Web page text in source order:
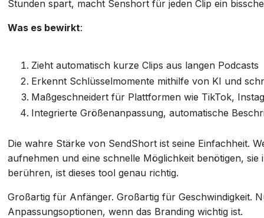
Stunden spart, macht Senshort für jeden Clip ein
Was es bewirkt:
Zieht automatisch kurze Clips aus langen Podcasts
Erkennt Schlüsselmomente mithilfe von KI und
Maßgeschneidert für Plattformen wie TikTok,
Integrierte Größenanpassung, automatische
Die wahre Stärke von SendShort ist seine Einfachheit.
aufnehmen und eine schnelle Möglichkeit benötigen,
berühren, ist dieses tool genau richtig.
Großartig für Anfänger. Großartig für Geschwindigkeit.
Anpassungsoptionen, wenn das Branding wichtig ist.